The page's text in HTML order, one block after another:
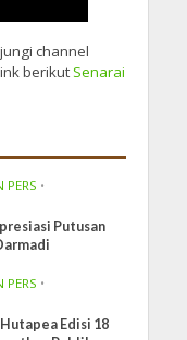
channel
berikutSenarai
PERS •
Putusan
PERS •
Edisi 18